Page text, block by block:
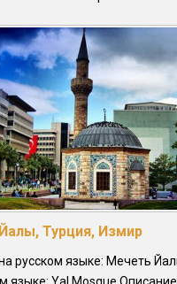
Турция, Измир
русском языке: Мечеть
языке: Yal Mosque